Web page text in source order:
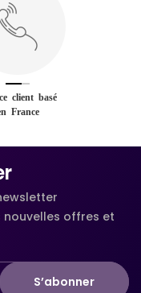
client basé
France
offres et
S’abonner